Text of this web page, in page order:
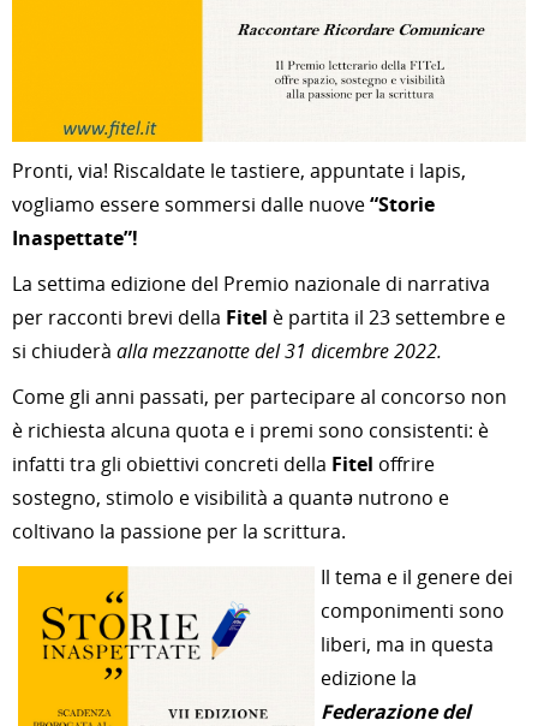
Pronti, via! Riscaldate le tastiere, appuntate i lapis,
vogliamo essere sommersi dalle nuove“Storie
Inaspettate”!
La settima edizione del Premio nazionale di narrativa
per racconti brevi della Fitel è partita il 23 settembre e
si chiuderà alla mezzanotte del 31 dicembre 2022.
Come gli anni passati, per partecipare al concorso non
è richiesta alcuna quota e i premi sono consistenti: è
infatti tra gli obiettivi concreti della Fitel offrire
sostegno, stimolo e visibilità a quantə nutrono e
coltivano la passione per la scrittura.
Il tema e il genere dei
componimenti sono
liberi, ma in questa
edizione la
Federazione del